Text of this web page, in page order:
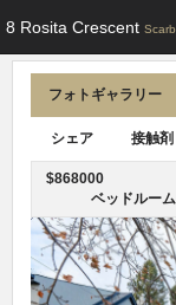
8 Rosita Crescent
フォトギャラリー
シェア 接触剤
$868000
ベッドルー